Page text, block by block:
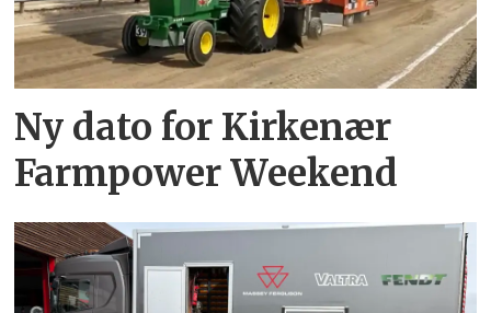
Ny dato for Kirkenær
Farmpower Weekend